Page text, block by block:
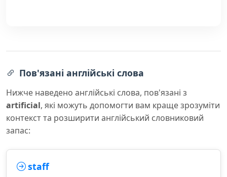
Пов'язані англійські слова
Нижче наведено англійські слова, пов'язані з
artificial, які можуть допомогти вам краще зрозуміти
контекст та розширити англійський словниковий
запас:
staff